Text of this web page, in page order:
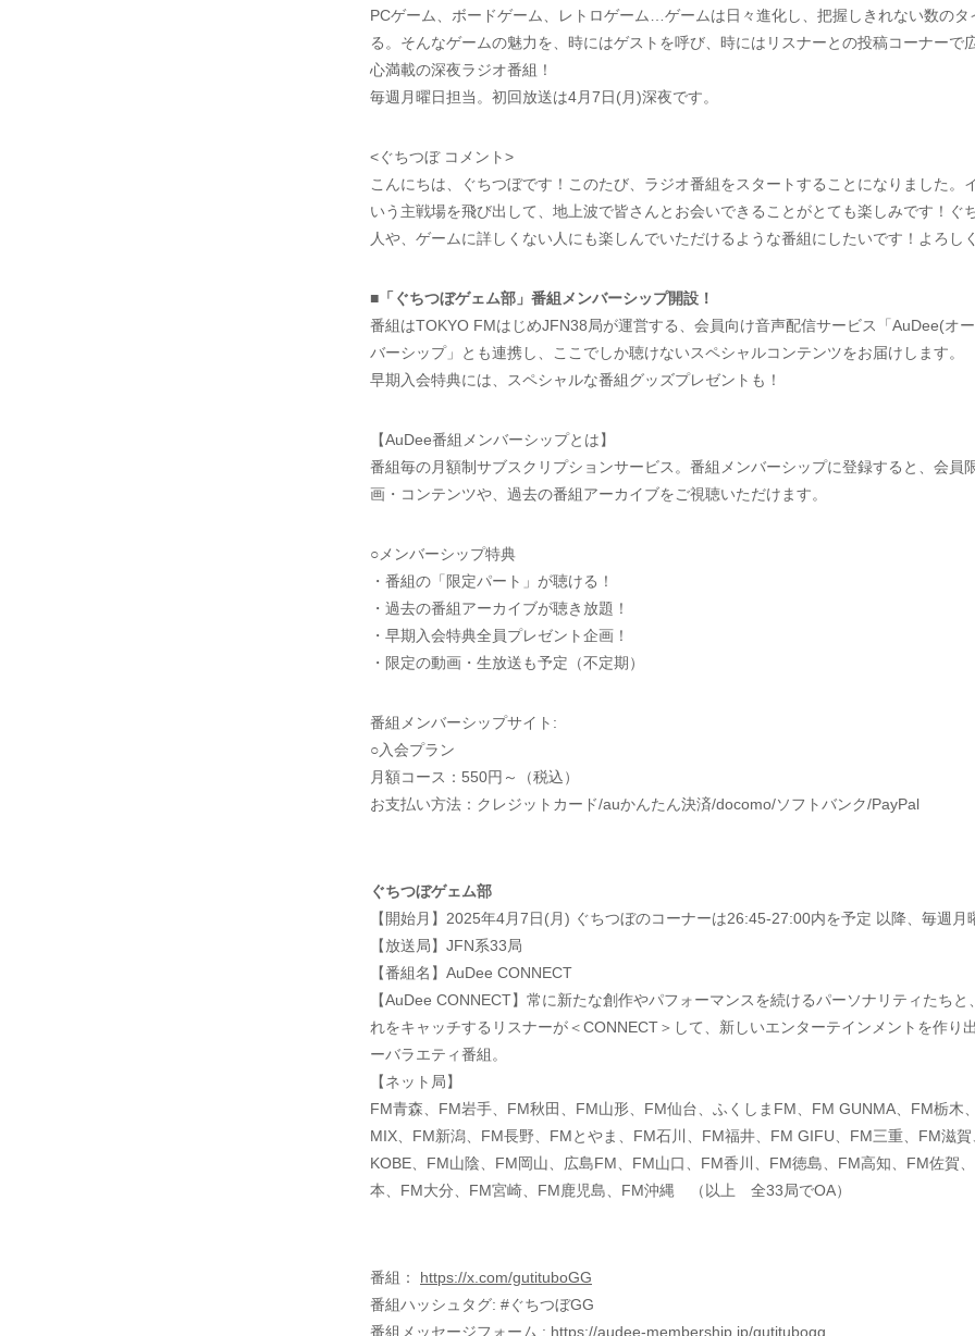
PCゲーム、ボードゲーム、レトロゲーム…ゲームは日々進化し、把握しきれない数のタ
る。そんなゲームの魅力を、時にはゲストを呼び、時にはリスナーとの投稿コーナーで
心満載の深夜ラジオ番組！
毎週月曜日担当。初回放送は4月7日(月)深夜です。
<ぐちつぼ コメント>
こんにちは、ぐちつぼです！このたび、ラジオ番組をスタートすることになりました。
いう主戦場を飛び出して、地上波で皆さんとお会いできることがとても楽しみです！ぐ
人や、ゲームに詳しくない人にも楽しんでいただけるような番組にしたいです！よろし
■「ぐちつぼゲェム部」番組メンバーシップ開設！
番組はTOKYO FMはじめJFN38局が運営する、会員向け音声配信サービス「AuDee(オ
バーシップ」とも連携し、ここでしか聴けないスペシャルコンテンツをお届けします。
早期入会特典には、スペシャルな番組グッズプレゼントも！
【AuDee番組メンバーシップとは】
番組毎の月額制サブスクリプションサービス。番組メンバーシップに登録すると、会員
画・コンテンツや、過去の番組アーカイブをご視聴いただけます。
○メンバーシップ特典
・番組の「限定パート」が聴ける！
・過去の番組アーカイブが聴き放題！
・早期入会特典全員プレゼント企画！
・限定の動画・生放送も予定（不定期）
番組メンバーシップサイト:
○入会プラン
月額コース：550円～（税込）
お支払い方法：クレジットカード/auかんたん決済/docomo/ソフトバンク/PayPal
ぐちつぼゲェム部
【開始月】2025年4月7日(月) ぐちつぼのコーナーは26:45-27:00内を予定 以降、毎週月
【放送局】JFN系33局
【番組名】AuDee CONNECT
【AuDee CONNECT】常に新たな創作やパフォーマンスを続けるパーソナリティたちと
れをキャッチするリスナーが＜CONNECT＞して、新しいエンターテインメントを作り
ーバラエティ番組。
【ネット局】
FM青森、FM岩手、FM秋田、FM山形、FM仙台、ふくしまFM、FM GUNMA、FM栃木
MIX、FM新潟、FM長野、FMとやま、FM石川、FM福井、FM GIFU、FM三重、FM滋賀
KOBE、FM山陰、FM岡山、広島FM、FM山口、FM香川、FM徳島、FM高知、FM佐賀
本、FM大分、FM宮崎、FM鹿児島、FM沖縄 （以上 全33局でOA）
番組： https://x.com/gutituboGG
番組ハッシュタグ: #ぐちつぼGG
番組メッセージフォーム : https://audee-membership.jp/gutitubogg